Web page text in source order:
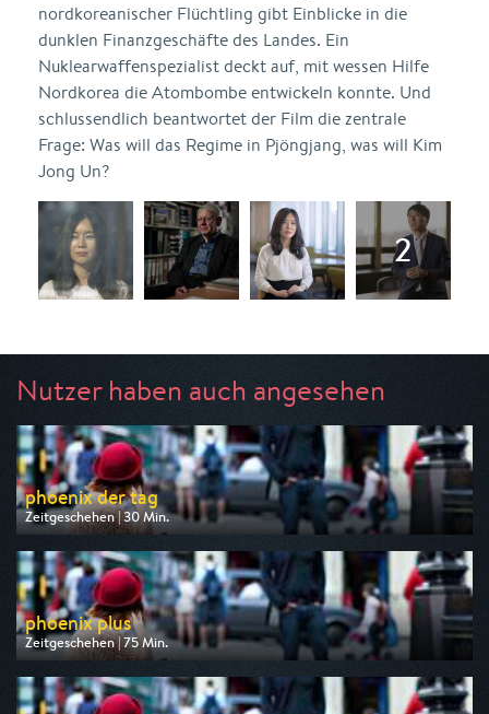
nordkoreanischer Flüchtling gibt Einblicke in die
dunklen Finanzgeschäfte des Landes. Ein
Nuklearwaffenspezialist deckt auf, mit wessen Hilfe
Nordkorea die Atombombe entwickeln konnte. Und
schlussendlich beantwortet der Film die zentrale
Frage: Was will das Regime in Pjöngjang, was will Kim
Jong Un?
Nutzer haben auch angesehen
phoenix der tag
Zeitgeschehen | 30 Min.
Ausgestrahlt von Phoenix
am 07.08.2026, 17:30
phoenix plus
Zeitgeschehen | 75 Min.
Ausgestrahlt von Phoenix
am 08.08.2026, 13:00